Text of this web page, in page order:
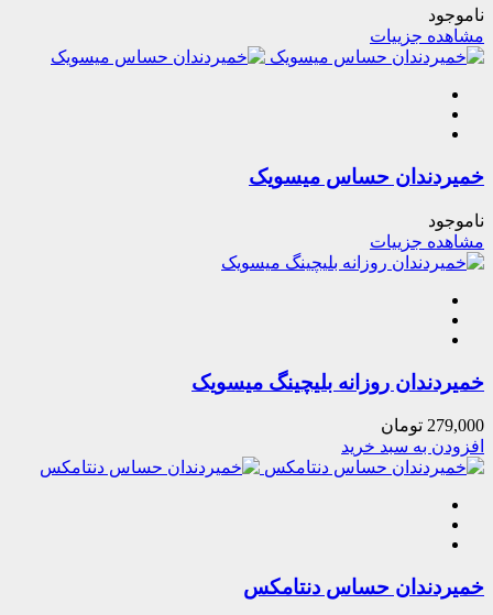
ناموجود
مشاهده جزییات
خمیردندان حساس میسویک
ناموجود
مشاهده جزییات
خمیردندان روزانه بلیچینگ میسویک
279,000 تومان
افزودن به سبد خرید
خمیردندان حساس دنتامکس